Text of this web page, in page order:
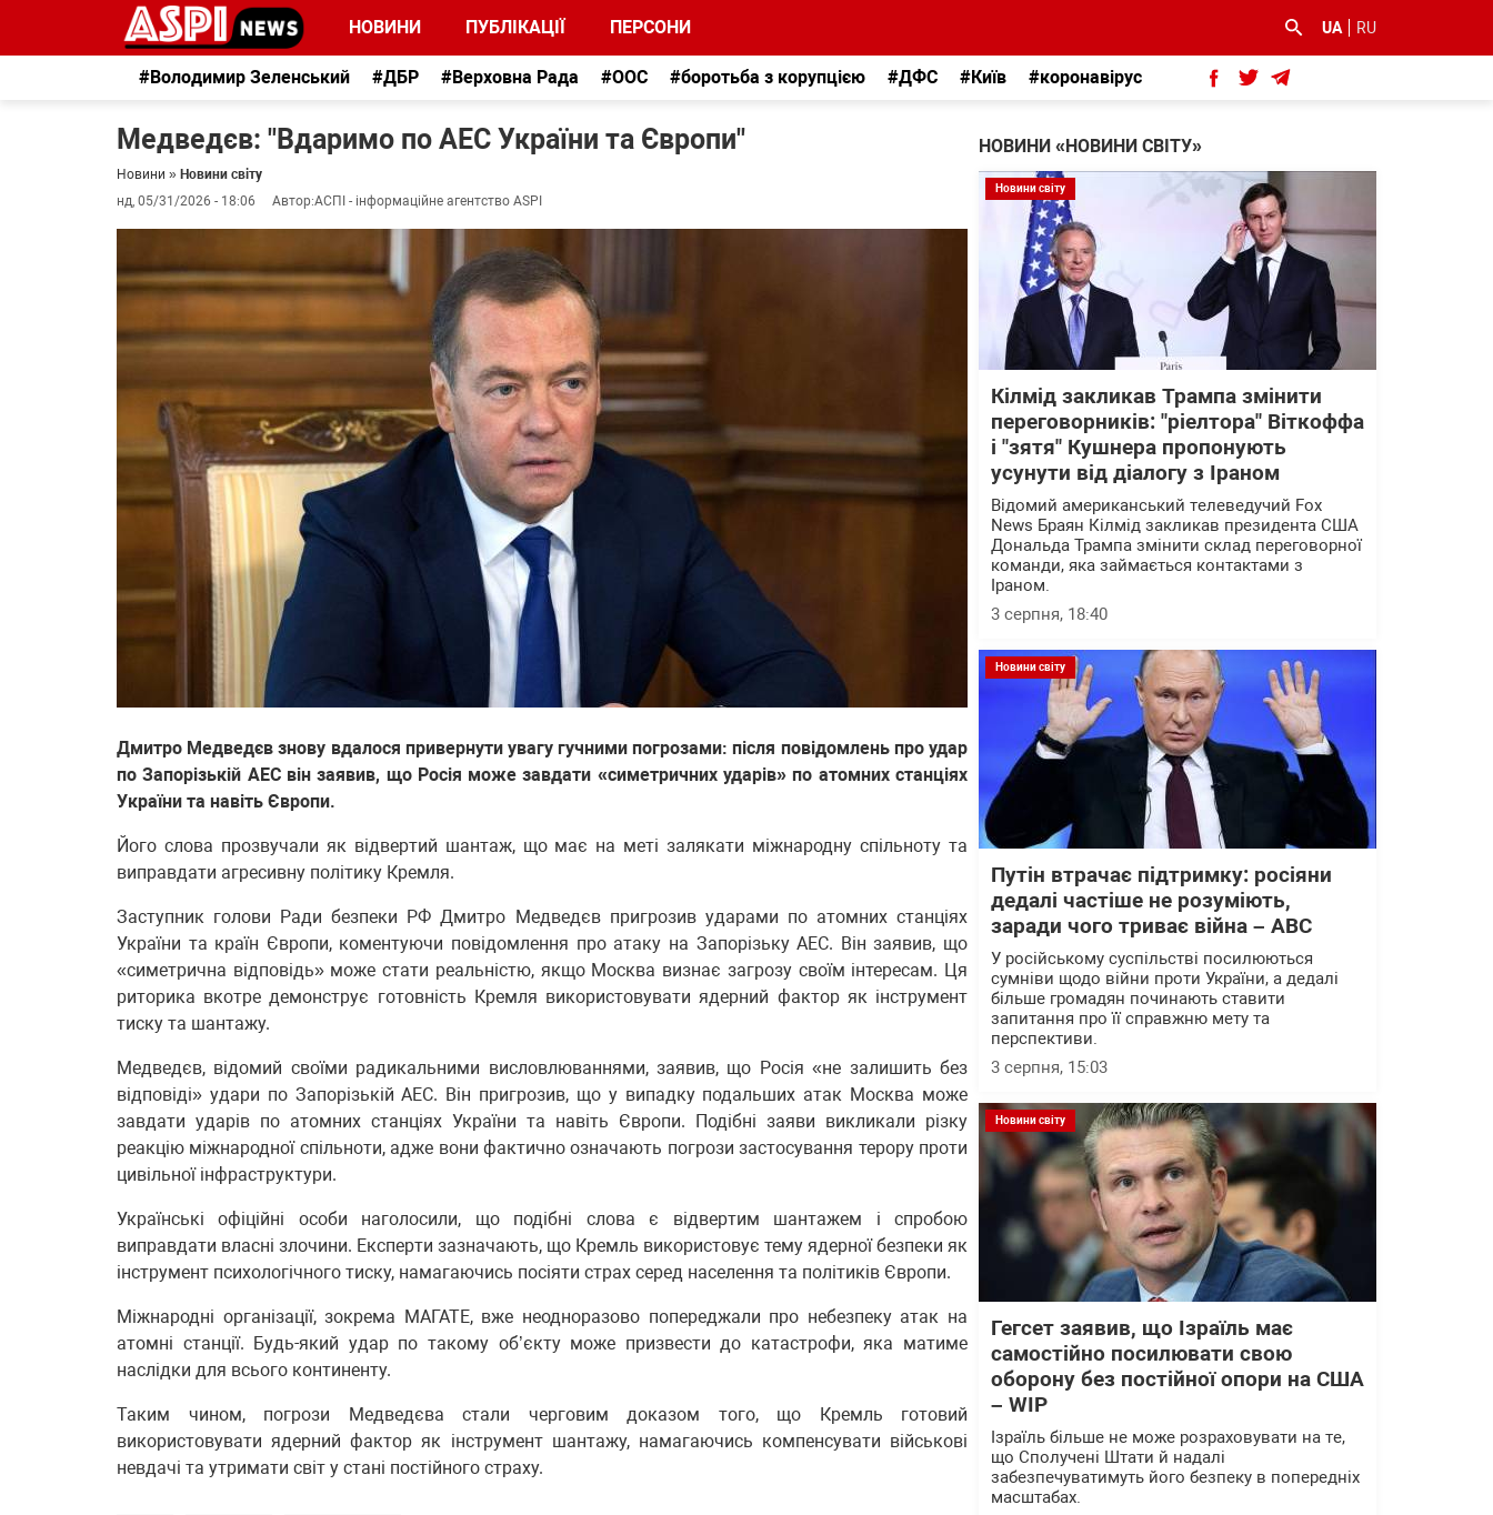
НОВИНИ ПУБЛІКАЦІЇ ПЕРСОНИ UA RU
#Володимир Зеленський #ДБР #Верховна Рада #ООС #боротьба з корупцією #ДФС #Київ #коронавірус
Медведєв: "Вдаримо по АЕС України та Європи"
Новини » Новини світу
нд, 05/31/2026 - 18:06
Автор:АСПІ - інформаційне агентство ASPI
Дмитро Медведєв знову вдалося привернути увагу гучними погрозами: після повідомлень про удар
по Запорізькій АЕС він заявив, що Росія може завдати «симетричних ударів» по атомних станціях
України та навіть Європи.
Його слова прозвучали як відвертий шантаж, що має на меті залякати міжнародну спільноту та
виправдати агресивну політику Кремля.
Заступник голови Ради безпеки РФ Дмитро Медведєв пригрозив ударами по атомних станціях
України та країн Європи, коментуючи повідомлення про атаку на Запорізьку АЕС. Він заявив, що
«симетрична відповідь» може стати реальністю, якщо Москва визнає загрозу своїм інтересам. Ця
риторика вкотре демонструє готовність Кремля використовувати ядерний фактор як інструмент
тиску та шантажу.
Медведєв, відомий своїми радикальними висловлюваннями, заявив, що Росія «не залишить без
відповіді» удари по Запорізькій АЕС. Він пригрозив, що у випадку подальших атак Москва може
завдати ударів по атомних станціях України та навіть Європи. Подібні заяви викликали різку
реакцію міжнародної спільноти, адже вони фактично означають погрози застосування терору проти
цивільної інфраструктури.
Українські офіційні особи наголосили, що подібні слова є відвертим шантажем і спробою
виправдати власні злочини. Експерти зазначають, що Кремль використовує тему ядерної безпеки як
інструмент психологічного тиску, намагаючись посіяти страх серед населення та політиків Європи.
Міжнародні організації, зокрема МАГАТЕ, вже неодноразово попереджали про небезпеку атак на
атомні станції. Будь-який удар по такому об’єкту може призвести до катастрофи, яка матиме
наслідки для всього континенту.
Таким чином, погрози Медведєва стали черговим доказом того, що Кремль готовий
використовувати ядерний фактор як інструмент шантажу, намагаючись компенсувати військові
невдачі та утримати світ у стані постійного страху.
НОВИНИ «НОВИНИ СВІТУ»
Новини світу
Кілмід закликав Трампа змінити
переговорників: "ріелтора" Віткоффа
і "зятя" Кушнера пропонують
усунути від діалогу з Іраном
Відомий американський телеведучий Fox
News Браян Кілмід закликав президента США
Дональда Трампа змінити склад переговорної
команди, яка займається контактами з
Іраном.
3 серпня, 18:40
Новини світу
Путін втрачає підтримку: росіяни
дедалі частіше не розуміють,
заради чого триває війна – АВС
У російському суспільстві посилюються
сумніви щодо війни проти України, а дедалі
більше громадян починають ставити
запитання про її справжню мету та
перспективи.
3 серпня, 15:03
Новини світу
Гегсет заявив, що Ізраїль має
самостійно посилювати свою
оборону без постійної опори на США
– WІP
Ізраїль більше не може розраховувати на те,
що Сполучені Штати й надалі
забезпечуватимуть його безпеку в попередніх
масштабах.